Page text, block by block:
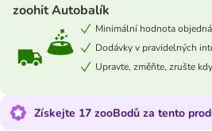
zoohit Autobalík
Minimální hodnota
Dodávky v pravidelných
Upravte, změňte, zrušte
Získejte 17 zooBodů za tento